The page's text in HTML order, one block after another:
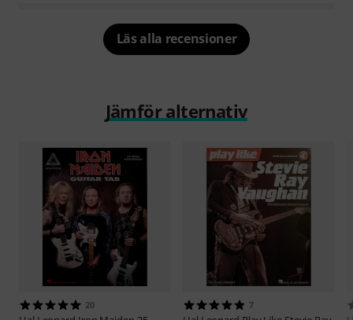
Läs alla recensioner
Jämför alternativ
20 7